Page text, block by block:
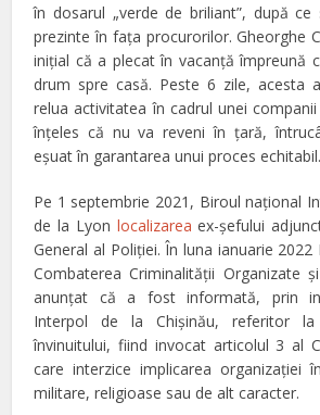
în dosarul „verde de briliant”, după
prezinte în fața procurorilor. Gheorghe
inițial că a plecat în vacanță împreună
drum spre casă. Peste 6 zile, acesta
relua activitatea în cadrul unei
înțeles că nu va reveni în țară,
eșuat în garantarea unui proces echitabil.
Pe 1 septembrie 2021, Biroul național
de la Lyon localizarea ex-șefului
General al Poliției. În luna ianuarie
Combaterea Criminalităţii Organizate
anunțat că a fost informată, prin
Interpol de la Chișinău, referitor la
învinuitului, fiind invocat articolul 3 al
care interzice implicarea organizaţiei
militare, religioase sau de alt caracter.